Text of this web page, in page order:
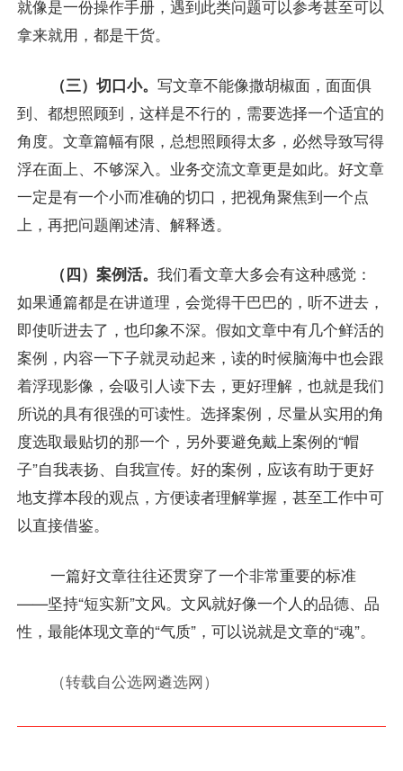
就像是一份操作手册，遇到此类问题可以参考甚至可以
拿来就用，都是干货。
（三）切口小。 写文章不能像撒胡椒面，面面俱
到、都想照顾到，这样是不行的，需要选择一个适宜的
角度。文章篇幅有限，总想照顾得太多，必然导致写得
浮在面上、不够深入。业务交流文章更是如此。好文章
一定是有一个小而准确的切口，把视角聚焦到一个点
上，再把问题阐述清、解释透。
（四）案例活。 我们看文章大多会有这种感觉：
如果通篇都是在讲道理，会觉得干巴巴的，听不进去，
即使听进去了，也印象不深。假如文章中有几个鲜活的
案例，内容一下子就灵动起来，读的时候脑海中也会跟
着浮现影像，会吸引人读下去，更好理解，也就是我们
所说的具有很强的可读性。选择案例，尽量从实用的角
度选取最贴切的那一个，另外要避免戴上案例的“帽
子”自我表扬、自我宣传。好的案例，应该有助于更好
地支撑本段的观点，方便读者理解掌握，甚至工作中可
以直接借鉴。
一篇好文章往往还贯穿了一个非常重要的标准
——坚持“短实新”文风。文风就好像一个人的品德、品
性，最能体现文章的“气质”，可以说就是文章的“魂”。
（转载自公选网遴选网）